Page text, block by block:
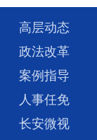
高层动态
政法改革
案例指导
人事任免
长安微视